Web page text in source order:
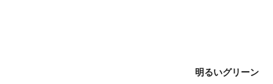
明るいグリーン